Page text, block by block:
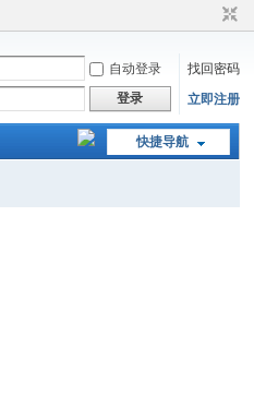
自动登录
找回密码
登录 立即注册
快捷导航